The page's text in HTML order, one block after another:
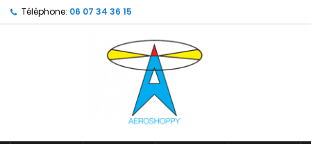
Téléphone: 06 07 34 36 15
My wishlists ×
Create new list
Créer une liste d'envies ×
Nom de la liste d'envies
Connexion ×
Vous devez être connecté pour ajouter des produits
Annuler